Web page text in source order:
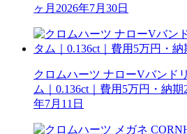
ヶ月 2026年7月30日
クロムハーツ ナローVバンド
ム｜0.136ct｜費用5万円・納
年7月11日